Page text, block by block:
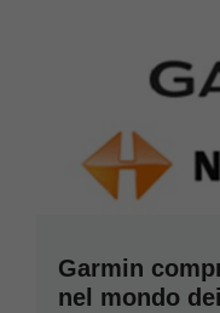
Garmin
nel mondo